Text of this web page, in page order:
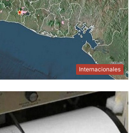
Internacionales